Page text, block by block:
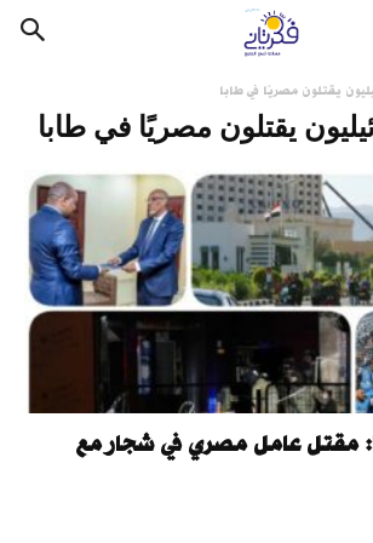
يقتلون مصريًا في طابا
يقتلون مصريًا في طابا
مقتل عامل مصري في شجار مع